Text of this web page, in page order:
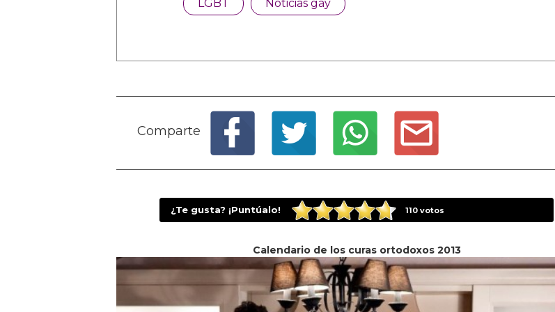
LGBT Noticias gay
Comparte
¿Te gusta? ¡Puntúalo! 110 votos
Calendario de los curas ortodoxos 2013